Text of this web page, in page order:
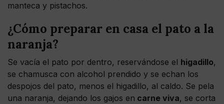
manteca y pistachos.
¿Cómo preparar en casa el pato a la
naranja?
Se vacía el pato por dentro, reservándose el higadillo,
se chamusca con alcohol prendido y se echan los
despojos del pato, menos el higadillo, al caldo. Se pela
una naranja, dejando los gajos en carne viva, se corta